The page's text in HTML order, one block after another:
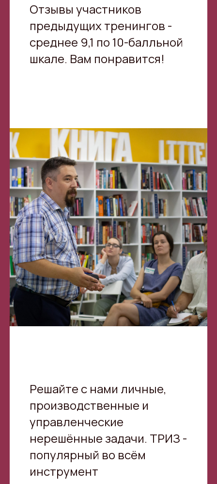
Отзывы участников
предыдущих тренингов -
среднее 9,1 по 10-балльной
шкале. Вам понравится!
Решайте с нами личные,
производственные и
управленческие
нерешённые задачи. ТРИЗ -
популярный во всём
инструмент